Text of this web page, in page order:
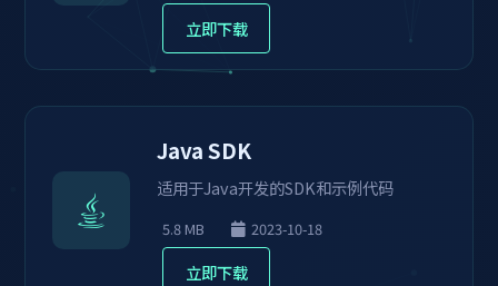
立即下载
Java SDK
适用于Java开发的SDK和示例代码
5.8 MB 2023-10-18
立即下载